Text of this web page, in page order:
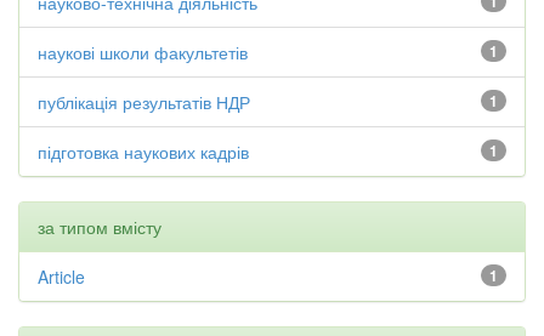
1
наукові школи факультетів
1
публікація результатів НДР
1
підготовка наукових кадрів
за типом вмісту
1
Article